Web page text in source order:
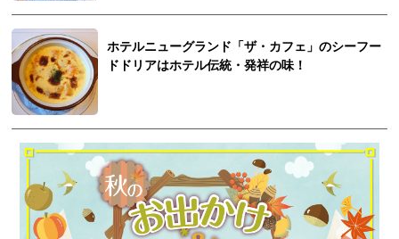
ホテルニューグランド「ザ・カフェ」のシーフー
ドドリアはホテル伝統・発祥の味！